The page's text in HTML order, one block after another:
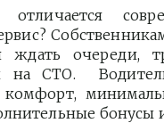
ждать очереди,
на СТО.
комфорт,
бонусы